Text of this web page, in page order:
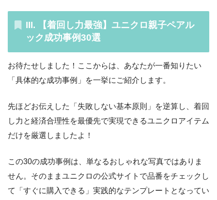
III. 【着回し力最強】ユニクロ親子ペアル
ック成功事例30選
お待たせしました！ここからは、あなたが一番知りたい
「具体的な成功事例」を一挙にご紹介します。
先ほどお伝えした「失敗しない基本原則」を逆算し、着回
し力と経済合理性を最優先で実現できるユニクロアイテム
だけを厳選しましたよ！
この30の成功事例は、単なるおしゃれな写真ではありま
せん。そのままユニクロの公式サイトで品番をチェックし
て「すぐに購入できる」実践的なテンプレートとなってい